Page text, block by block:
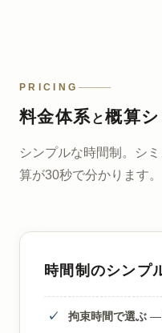
PRICING
料金体系と概算
シンプルな時間制。シ
算が30秒で分かります。
時間制のシンプ
拘束時間で選ぶ —